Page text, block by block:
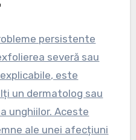
persistente
severă sau
este
un dermatolog sau
unghiilor. Aceste
ale unei afecțiuni